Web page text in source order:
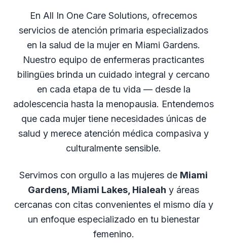
En All In One Care Solutions, ofrecemos
servicios de atención primaria especializados
en la salud de la mujer en Miami Gardens.
Nuestro equipo de enfermeras practicantes
bilingües brinda un cuidado integral y cercano
en cada etapa de tu vida — desde la
adolescencia hasta la menopausia. Entendemos
que cada mujer tiene necesidades únicas de
salud y merece atención médica compasiva y
culturalmente sensible.
Servimos con orgullo a las mujeres de Miami
Gardens, Miami Lakes, Hialeah y áreas
cercanas con citas convenientes el mismo día y
un enfoque especializado en tu bienestar
femenino.